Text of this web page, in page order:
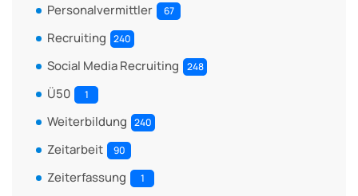
Personalvermittler 67
Recruiting 240
Social Media Recruiting 248
Ü50 1
Weiterbildung 240
Zeitarbeit 90
Zeiterfassung 1